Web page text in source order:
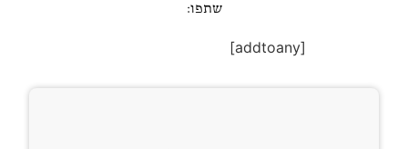
שתפו:
[addtoany]